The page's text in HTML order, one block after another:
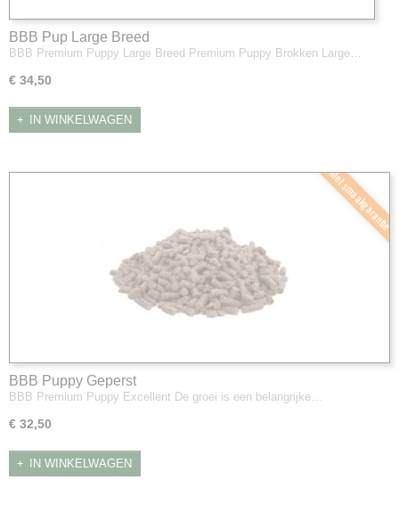
BBB Pup Large Breed
BBB Premium Puppy Large Breed Premium Puppy Brokken Large…
€ 34,50
IN WINKELWAGEN
Met smaakgarantie
BBB Puppy Geperst
BBB Premium Puppy Excellent De groei is een belangrijke…
€ 32,50
IN WINKELWAGEN